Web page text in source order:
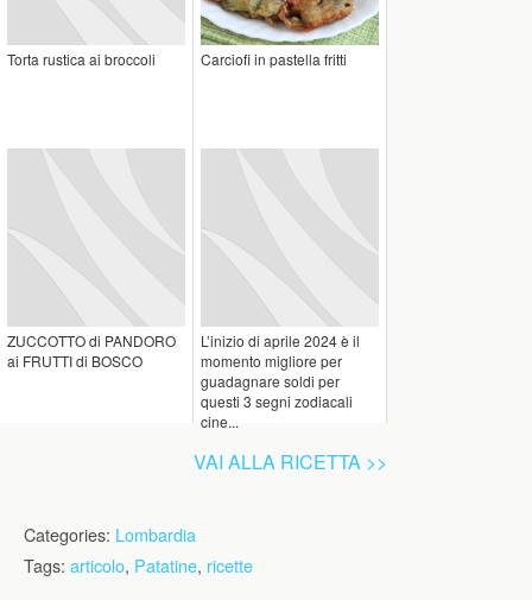
Torta rustica ai broccoli Carciofi in pastella fritti
ZUCCOTTO di PANDORO
ai FRUTTI di BOSCO
L’inizio di aprile 2024 è il
momento migliore per
guadagnare soldi per
questi 3 segni zodiacali
cine...
VAI ALLA RICETTA >>
Categories: Lombardia
Tags: articolo, Patatine, ricette